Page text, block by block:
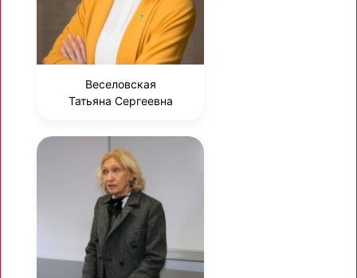
Веселовская
Татьяна Сергеевна